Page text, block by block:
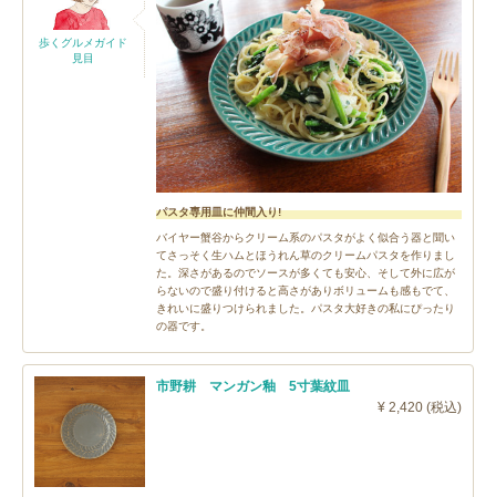
歩くグルメガイド
見目
パスタ専用皿に仲間入り!
バイヤー蟹谷からクリーム系のパスタがよく似合う器と聞い
てさっそく生ハムとほうれん草のクリームパスタを作りまし
た。深さがあるのでソースが多くても安心、そして外に広が
らないので盛り付けると高さがありボリュームも感もでて、
きれいに盛りつけられました。パスタ大好きの私にぴったり
の器です。
市野耕 マンガン釉 5寸葉紋皿
¥ 2,420 (税込)